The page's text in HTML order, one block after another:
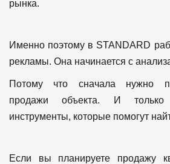
рынка.
Именно поэтому в STANDARD
рекламы. Она начинается с
Потому что сначала нужно
продажи объекта.
И только
инструменты, которые помогут
Если вы планируете продажу